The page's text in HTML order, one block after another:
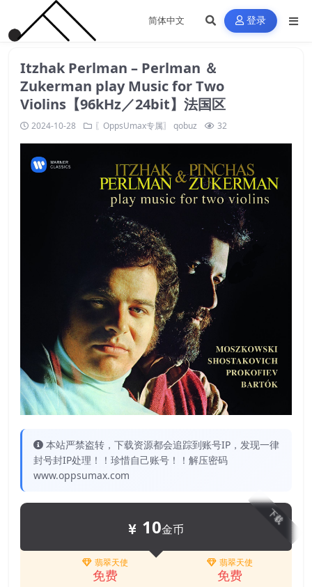
登录
Itzhak Perlman – Perlman ＆
Zukerman play Music for Two
Violins【96kHz／24bit】法国区
2024-10-28 〖OppsUmax专属〗 qobuz 32
本站严禁盗转，下载资源都会追踪到账号IP，发现一律
封号封IP处理！！珍惜自己账号！！解压密码
www.oppsumax.com
下载
10金币
翡翠天使
免费
翡翠天使
免费